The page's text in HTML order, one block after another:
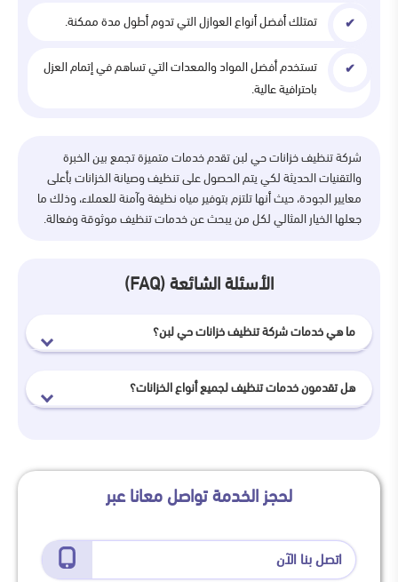
تمتلك أفضل أنواع العوازل التي تدوم أطول مدة ممكنة.
تستخدم أفضل المواد والمعدات التي تساهم في إتمام العزل
باحترافية عالية.
شركة تنظيف خزانات حي لبن تقدم خدمات متميزة تجمع بين الخبرة
والتقنيات الحديثة لكي يتم الحصول على تنظيف وصيانة الخزانات بأعلى
معايير الجودة، حيث أنها تلتزم بتوفير مياه نظيفة وآمنة للعملاء، وذلك ما
جعلها الخيار المثالي لكل من يبحث عن خدمات تنظيف موثوقة وفعالة.
الأسئلة الشائعة (FAQ)
ما هي خدمات شركة تنظيف خزانات حي لبن؟
هل تقدمون خدمات تنظيف لجميع أنواع الخزانات؟
لحجز الخدمة تواصل معانا عبر
اتصل بنا الآن